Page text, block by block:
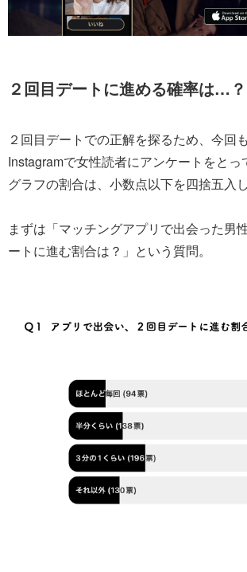
２回目デートに進める確率は…？
２回目デートでの正解を探るため、今回
Instagramで女性読者にアンケートをと
グラフの割合は、小数点以下を四捨五入
まずは「マッチングアプリで出会った男
ートに進む割合は？」という質問。